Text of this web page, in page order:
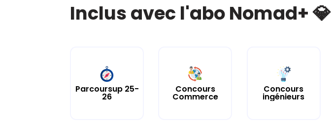
Inclus avec l'abo Nomad+ 💎
Parcoursup 25-
26
Concours
Commerce
Concours
ingénieurs